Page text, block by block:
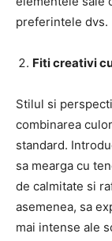
preferintele dvs.
Fiti creativi
Stilul si
combinarea
standard.
sa mearga cu
de calmitate si
asemenea, sa
mai intense ale